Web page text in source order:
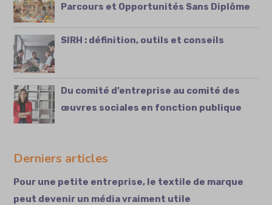
Parcours et Opportunités Sans Diplôme
SIRH : définition, outils et conseils
Du comité d’entreprise au comité des
œuvres sociales en fonction publique
Derniers articles
Pour une petite entreprise, le textile de marque
peut devenir un média vraiment utile